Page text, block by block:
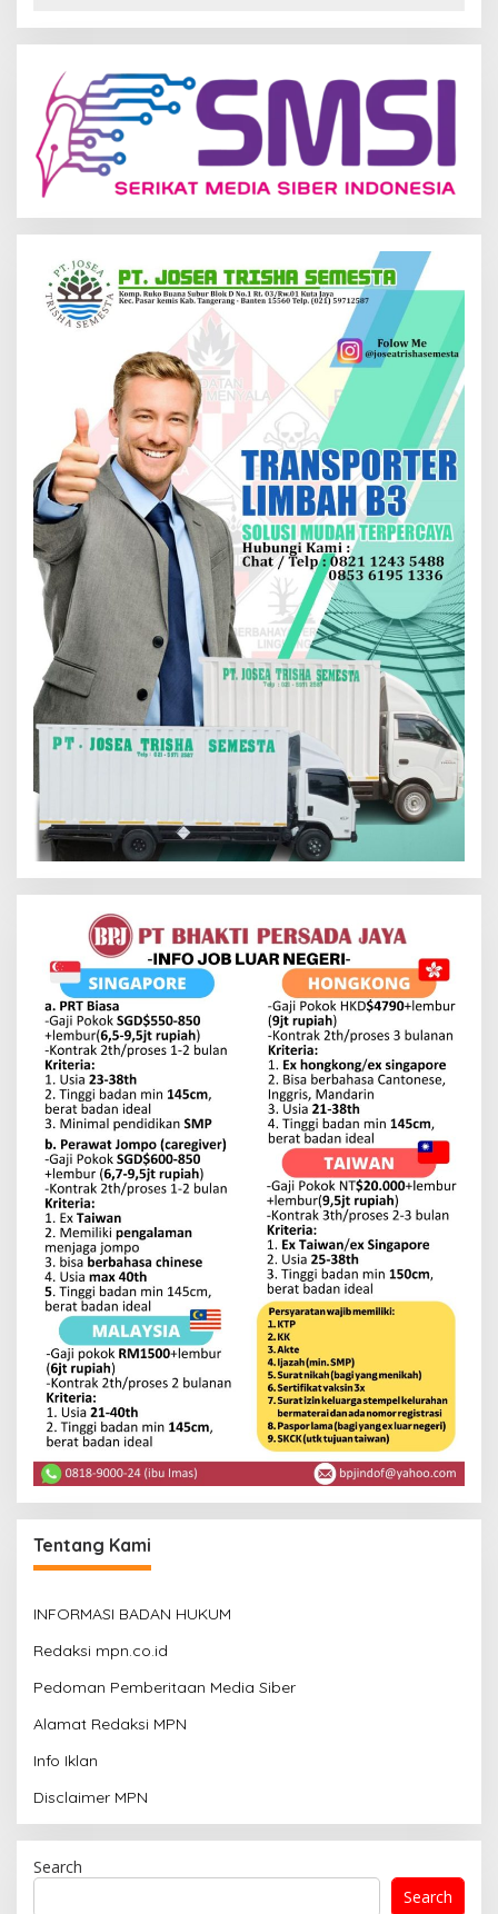
Tentang Kami
INFORMASI BADAN HUKUM
Redaksi mpn.co.id
Pedoman Pemberitaan Media Siber
Alamat Redaksi MPN
Info Iklan
Disclaimer MPN
Search
Search